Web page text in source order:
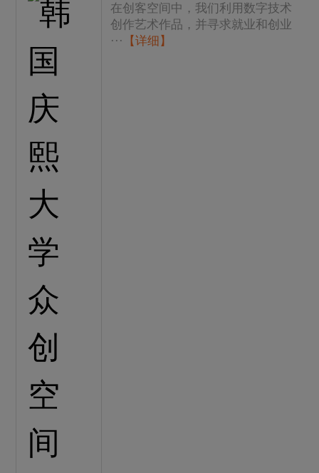
在创客空间中，我们利用数字技术
创作艺术作品，并寻求就业和创业
···
【详细】